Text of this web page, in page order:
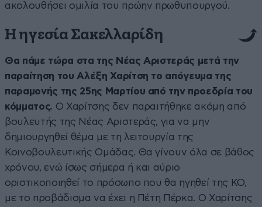
ακολουθήσει ομιλία του πρώην πρωθυπουργού.
Η ηγεσία Σακελλαρίδη
Θα πάμε τώρα στα της Νέας Αριστεράς μετά την
παραίτηση του Αλέξη Χαρίτση το απόγευμα της
παραμονής της 25ης Μαρτίου από την προεδρία του
κόμματος. Ο Χαρίτσης δεν παραιτήθηκε ακόμη από
βουλευτής της Νέας Αριστεράς, για να μην
δημιουργηθεί θέμα με τη λειτουργία της
Κοινοβουλευτικής Ομάδας. Θα γίνουν όλα σε βάθος
χρόνου, ενώ ίσως σήμερα ή και αύριο
οριστικοποιηθεί το πρόσωπο που θα ηγηθεί της ΚΟ,
με το προβάδισμα να έχει η Πέτη Πέρκα. Ο Χαρίτσης